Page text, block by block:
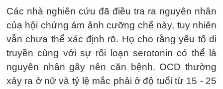
Các nhà nghiên cứu đã điều tra ra nguyên nhân
của hội chứng ám ảnh cưỡng chế này, tuy nhiên
vẫn chưa thể xác định rõ. Họ cho rằng yếu tố di
truyền cùng với sự rối loạn serotonin có thể là
nguyên nhân gây nên căn bệnh. OCD thường
xảy ra ở nữ và tỷ lệ mắc phải ở độ tuổi từ 15 - 25